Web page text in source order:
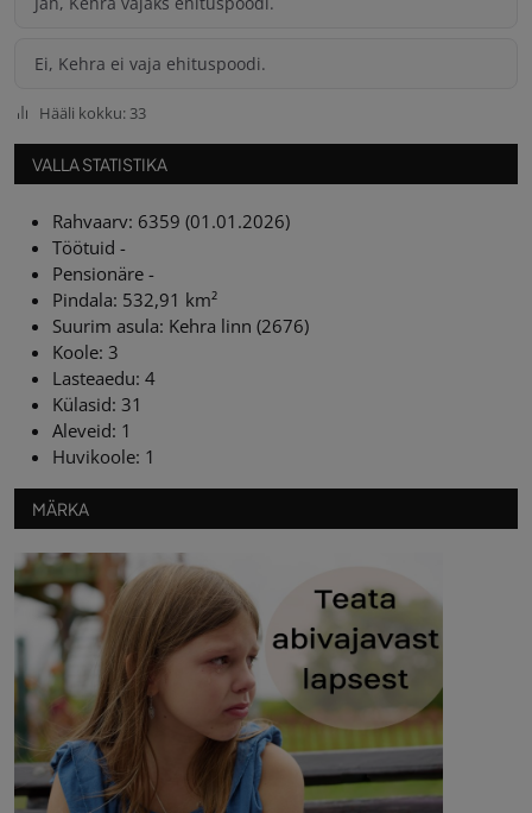
Ei, Kehra ei vaja ehituspoodi.
Hääli kokku: 33
VALLA STATISTIKA
Rahvaarv: 6359 (01.01.2026)
Töötuid -
Pensionäre -
Pindala: 532,91 km²
Suurim asula: Kehra linn (2676)
Koole: 3
Lasteaedu: 4
Külasid: 31
Aleveid: 1
Huvikoole: 1
MÄRKA